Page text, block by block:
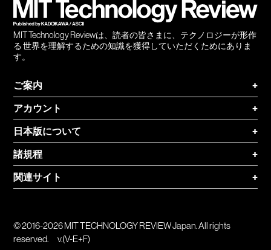
MIT Technology Reviewは、読者の皆さまに、テクノロジーが形作
る 世界を理解するための知識を獲得していただくためにありま
す。
ご案内
+
アカウント
+
日本版について
+
諸規程
+
関連サイト
+
© 2016-2026 MIT TECHNOLOGY REVIEW Japan. All rights
reserved.
v.(V-E+F)